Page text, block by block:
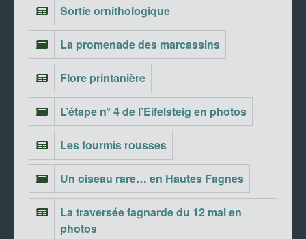
Sortie ornithologique
La promenade des marcassins
Flore printanière
L’étape n° 4 de l’Eifelsteig en photos
Les fourmis rousses
Un oiseau rare… en Hautes Fagnes
La traversée fagnarde du 12 mai en
photos